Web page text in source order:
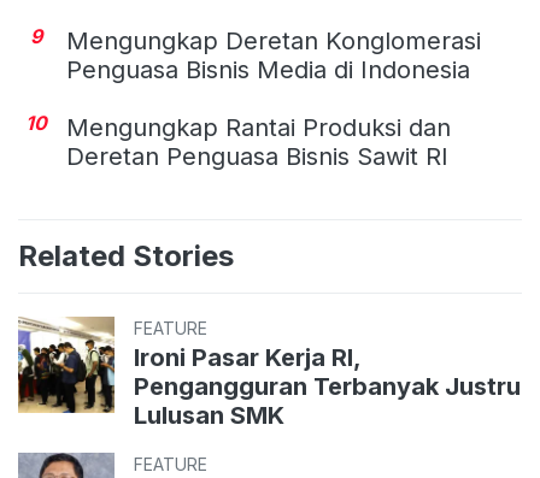
9
Mengungkap Deretan Konglomerasi
Penguasa Bisnis Media di Indonesia
10
Mengungkap Rantai Produksi dan
Deretan Penguasa Bisnis Sawit RI
Related Stories
FEATURE
Ironi Pasar Kerja RI,
Pengangguran Terbanyak Justru
Lulusan SMK
FEATURE